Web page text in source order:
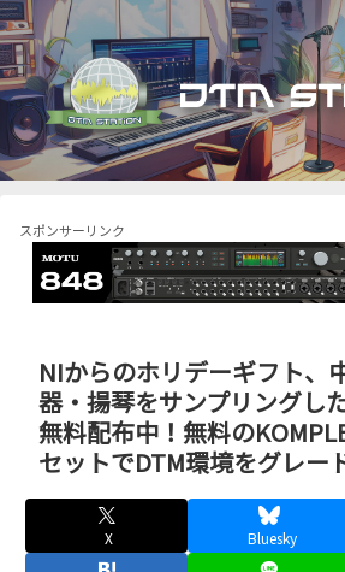
スポンサーリンク
NIからのホリデーギフト、
器・揚琴をサンプリングし
無料配布中！無料の
セットでDTM環境をグレー
X Bluesky